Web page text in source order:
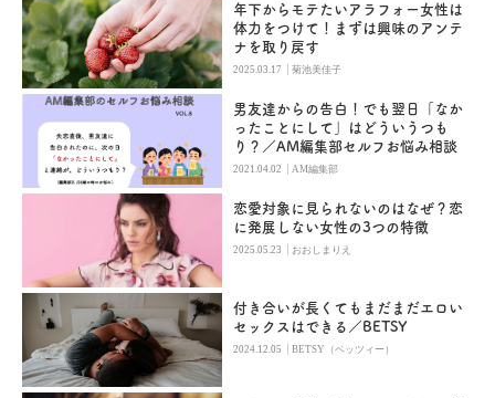
年下からモテたいアラフォー女性は
体力をつけて！まずは興味のアンテ
ナを取り戻す
2025.03.17 |菊池美佳子
男友達からの告白！でも翌日「なか
ったことにして」はどういうつも
り？／AM編集部セルフお悩み相談
2021.04.02 | AM編集部
恋愛対象に見られないのはなぜ？恋
に発展しない女性の3つの特徴
2025.05.23 | おおしまりえ
付き合いが長くてもまだまだエロい
セックスはできる／BETSY
2024.12.05 |BETSY（ベッツィー）